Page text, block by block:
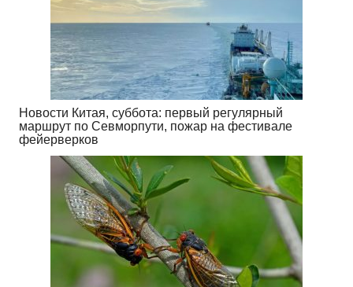
Новости Китая, суббота: первый регулярный
маршрут по Севморпути, пожар на фестивале
фейерверков